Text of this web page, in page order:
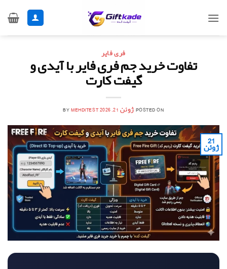
فری فایر
تفاوت خرید جم فری فایر با آیدی و
گیفت کارت
POSTED ONژوئن 21, 2026 BYMEHDITEST
21
ژوئن